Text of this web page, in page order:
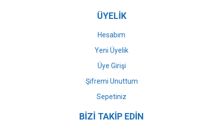
ÜYELİK
Hesabım
Yeni Üyelik
Üye Girişi
Şifremi Unuttum
Sepetiniz
BİZİ TAKİP EDİN